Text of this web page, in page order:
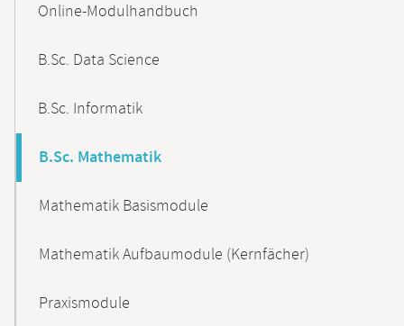
NavigationOnline-Modulhandbuch
B.Sc. Data Science
B.Sc. Informatik
B.Sc. Mathematik
Mathematik Basismodule
Mathematik Aufbaumodule (Kernfächer)
Praxismodule